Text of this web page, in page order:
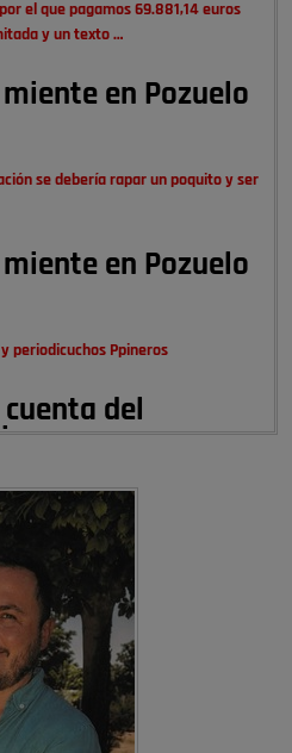
el que pagamos 69.881,14 euros
y un texto …
en Pozuelo
se debería rapar un poquito y ser
en Pozuelo
periodicuchos Ppineros
del
…
nunca en Pozuelo , pero yo si desde
de la
para familias con hijos y no
…